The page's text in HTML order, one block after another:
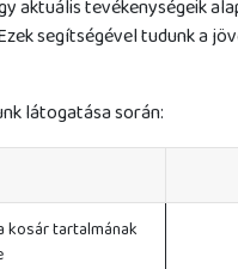
aktuális tevékenységeik
segítségével tudunk a
látogatása során:
kosár tartalmának